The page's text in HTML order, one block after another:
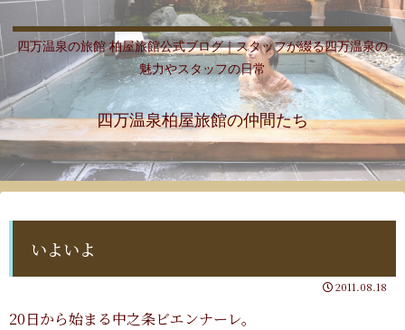
四万温泉の旅館 柏屋旅館公式ブログ｜スタッフが綴る四万温泉の
魅力やスタッフの日常
四万温泉柏屋旅館の仲間たち
いよいよ
2011.08.18
20日から始まる中之条ビエンナーレ。